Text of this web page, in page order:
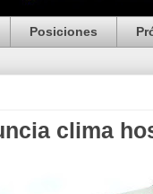
Posiciones
clima